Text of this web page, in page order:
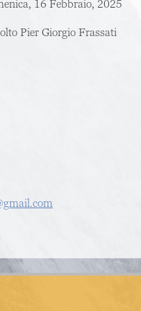
16 Febbraio, 2025
Pier Giorgio Frassati